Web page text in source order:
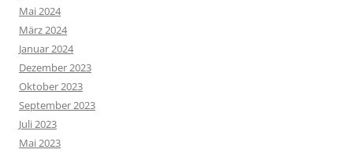
Mai 2024
März 2024
Januar 2024
Dezember 2023
Oktober 2023
September 2023
Juli 2023
Mai 2023